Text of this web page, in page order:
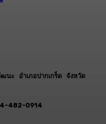
นะ อำเภอปากเกร็ด จังหวัด
482-0914